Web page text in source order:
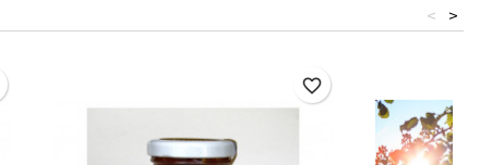
>
<
favorite_border